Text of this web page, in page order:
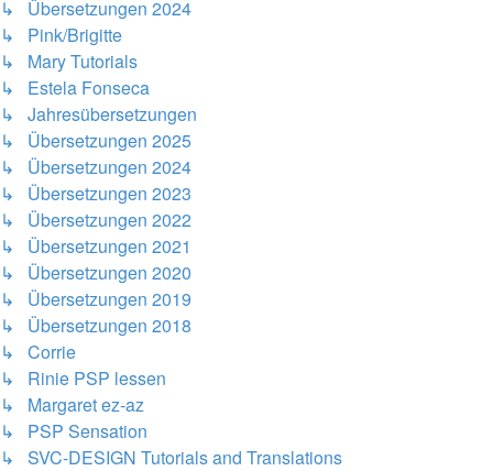
↳ Übersetzungen 2024
↳ Pink/Brigitte
↳ Mary Tutorials
↳ Estela Fonseca
↳ Jahresübersetzungen
↳ Übersetzungen 2025
↳ Übersetzungen 2024
↳ Übersetzungen 2023
↳ Übersetzungen 2022
↳ Übersetzungen 2021
↳ Übersetzungen 2020
↳ Übersetzungen 2019
↳ Übersetzungen 2018
↳ Corrie
↳ Rinie PSP lessen
↳ Margaret ez-az
↳ PSP Sensation
↳ SVC-DESIGN Tutorials and Translations